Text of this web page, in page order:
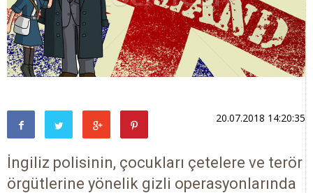
20.07.2018 14:20:35
İngiliz polisinin, çocukları çetelere ve terör
örgütlerine yönelik gizli operasyonlarında